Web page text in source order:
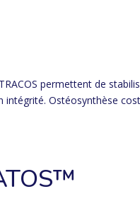
permettent de
Ostéosynthèse